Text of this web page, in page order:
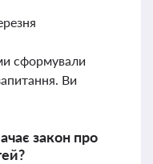
сформували
Ви
закон про